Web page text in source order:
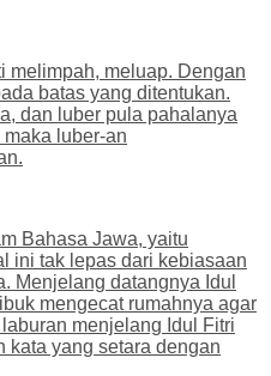
melimpah, meluap. Dengan
batas yang ditentukan.
dan luber pula pahalanya
luber-an
Bahasa Jawa, yaitu
ini tak lepas dari kebiasaan
Menjelang datangnya Idul
mengecat rumahnya agar
menjelang Idul Fitri
kata yang setara dengan